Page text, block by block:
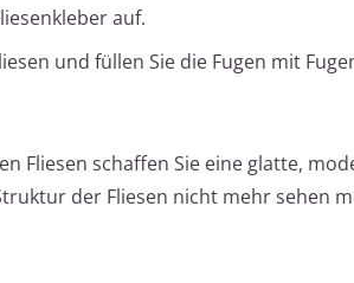
auf.
und füllen Sie die Fugen mit
Fliesen schaffen Sie eine glatte,
der Fliesen nicht mehr sehen